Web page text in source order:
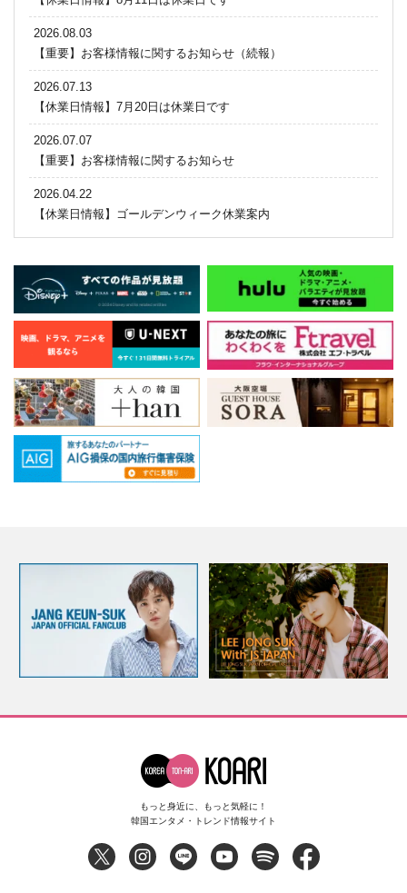
2026.08.03
【重要】お客様情報に関するお知らせ（続報）
2026.07.13
【休業日情報】7月20日は休業日です
2026.07.07
【重要】お客様情報に関するお知らせ
2026.04.22
【休業日情報】ゴールデンウィーク休業案内
もっと身近に、もっと気軽に！
韓国エンタメ・トレンド情報サイト